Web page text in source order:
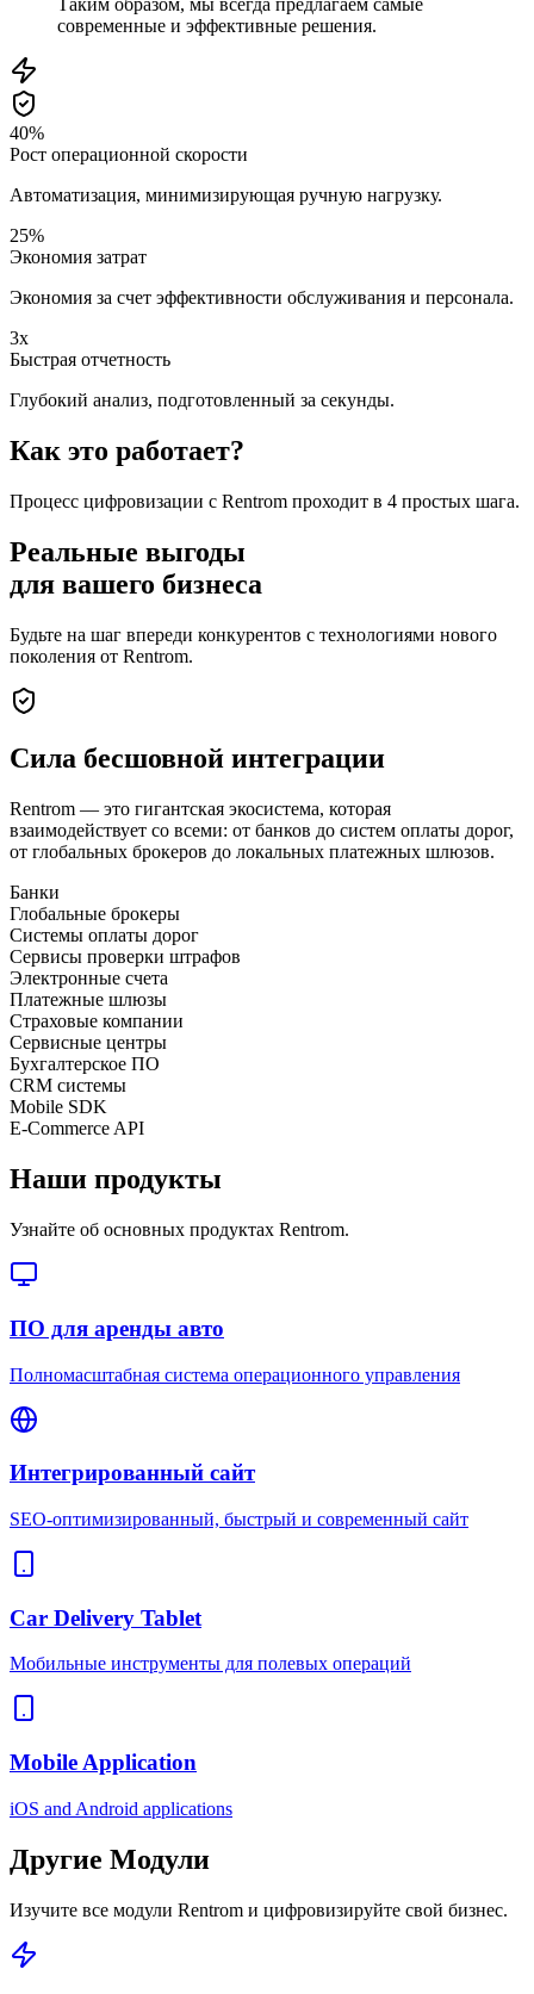
современные и эффективные решения.
40%
Рост операционной скорости
Автоматизация, минимизирующая ручную нагрузку.
25%
Экономия затрат
Экономия за счет эффективности обслуживания и персонала.
3x
Быстрая отчетность
Глубокий анализ, подготовленный за секунды.
Как это работает?
Процесс цифровизации с Rentrom проходит в 4 простых шага.
Реальные выгоды
для вашего бизнеса
Будьте на шаг впереди конкурентов с технологиями нового
поколения от Rentrom.
Сила бесшовной интеграции
Rentrom — это гигантская экосистема, которая
взаимодействует со всеми: от банков до систем оплаты дорог,
от глобальных брокеров до локальных платежных шлюзов.
Банки
Глобальные брокеры
Системы оплаты дорог
Сервисы проверки штрафов
Электронные счета
Платежные шлюзы
Страховые компании
Сервисные центры
Бухгалтерское ПО
CRM системы
Mobile SDK
E-Commerce API
Наши продукты
Узнайте об основных продуктах Rentrom.
ПО для аренды авто
Полномасштабная система операционного управления
Интегрированный сайт
SEO-оптимизированный, быстрый и современный сайт
Car Delivery Tablet
Мобильные инструменты для полевых операций
Mobile Application
iOS and Android applications
Другие Модули
Изучите все модули Rentrom и цифровизируйте свой бизнес.